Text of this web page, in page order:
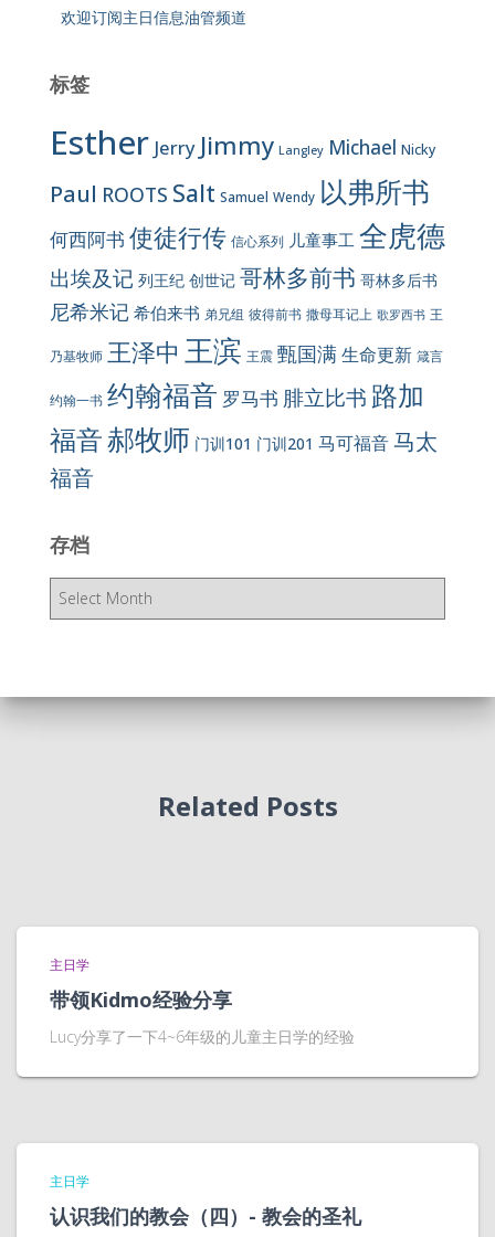
欢迎订阅主日信息油管频道
标签
Esther Jerry Jimmy Langley Michael Nicky
Paul ROOTS Salt Samuel Wendy 以弗所书
何西阿书 使徒行传 信心系列 儿童事工 全虎德
出埃及记 列王纪 创世记 哥林多前书 哥林多后书
尼希米记 希伯来书 弟兄组 彼得前书 撒母耳记上 歌罗西书 王
乃基牧师 王泽中 王滨 王震 甄国满生命更新 箴言
约翰一书 约翰福音 罗马书 腓立比书 路加
福音郝牧师 门训101 门训201 马可福音马太
福音
存档
存
Related Posts
主日学
带领Kidmo经验分享
Lucy分享了一下4~6年级的儿童主日学的经验
主日学
认识我们的教会（四）- 教会的圣礼